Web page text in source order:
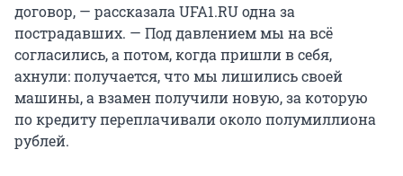
договор, — рассказала UFA1.RU одна за
пострадавших. — Под давлением мы на всё
согласились, а потом, когда пришли в себя,
ахнули: получается, что мы лишились своей
машины, а взамен получили новую, за которую
по кредиту переплачивали около полумиллиона
рублей.